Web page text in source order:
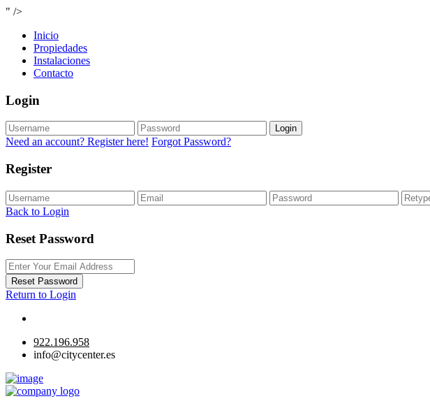
" />
Inicio
Propiedades
Instalaciones
Contacto
Login
Login
Need an account? Register here! Forgot Password?
Register
Back to Login
Reset Password
Reset Password
Return to Login
922.196.958
info@citycenter.es